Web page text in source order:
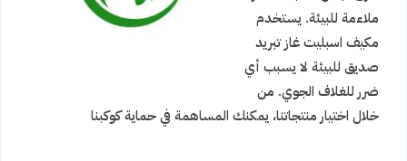
ملاءمة للبيئة. يستخدم
مكيف اسبليت غاز تبريد
صديق للبيئة لا يسبب أي
ضرر للغلاف الجوي. من
خلال اختيار منتجاتنا، يمكنك المساهمة في حماية كوكبنا